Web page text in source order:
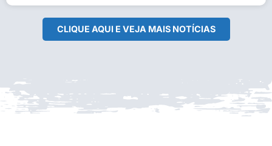
CLIQUE AQUI E VEJA MAIS NOTÍCIAS